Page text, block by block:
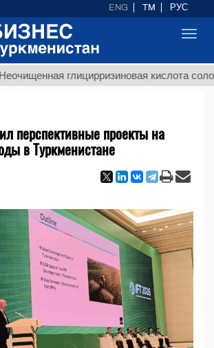
глицирризиновая кислота
перспективные проекты на
в Туркменистане
ENG TM РУС